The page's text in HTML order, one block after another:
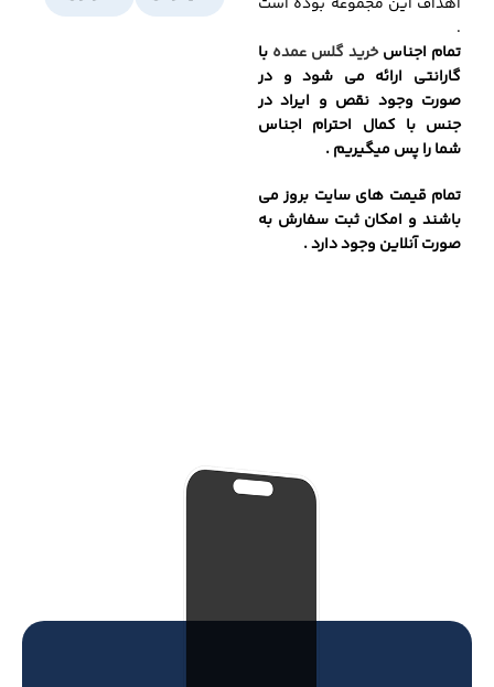
.
تمام اجناسخرید گلس عمده با
گارانتی ارائه می شود و در
صورت وجود نقص و ایراد در
جنس با کمال احترام اجناس
شما را پس میگیریم .
تمام قیمت های سایت بروز می
باشند و امکان ثبت سفارش به
صورت آنلاین وجود دارد .